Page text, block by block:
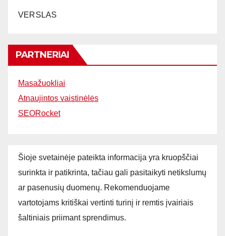
VERSLAS
PARTNERIAI
Masažuokliai
Atnaujintos vaistinėlės
SEORocket
Šioje svetainėje pateikta informacija yra kruopščiai
surinkta ir patikrinta, tačiau gali pasitaikyti netikslumų
ar pasenusių duomenų. Rekomenduojame
vartotojams kritiškai vertinti turinį ir remtis įvairiais
šaltiniais priimant sprendimus.